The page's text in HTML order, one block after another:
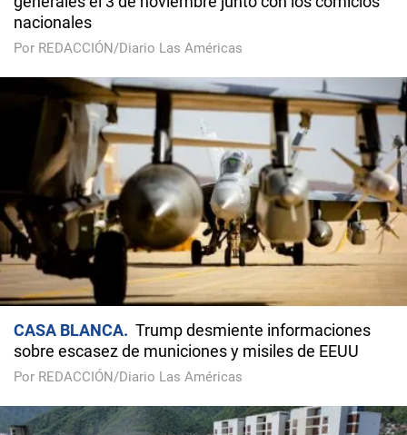
nacionales
Por REDACCIÓN/Diario Las Américas
CASA BLANCA
Trump desmiente informaciones
sobre escasez de municiones y misiles de EEUU
Por REDACCIÓN/Diario Las Américas